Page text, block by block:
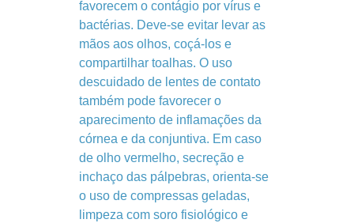
favorecem o contágio por vírus e
bactérias. Deve-se evitar levar as
mãos aos olhos, coçá-los e
compartilhar toalhas. O uso
descuidado de lentes de contato
também pode favorecer o
aparecimento de inflamações da
córnea e da conjuntiva. Em caso
de olho vermelho, secreção e
inchaço das pálpebras, orienta-se
o uso de compressas geladas,
limpeza com soro fisiológico e